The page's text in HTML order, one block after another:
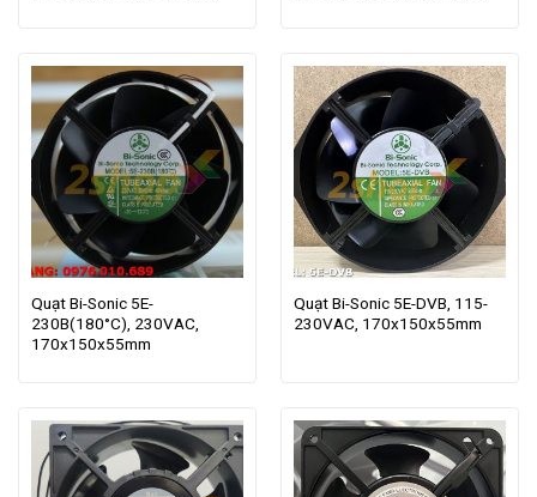
Quạt Bi-Sonic 5E-
230B(180°C), 230VAC,
170x150x55mm
Quạt Bi-Sonic 5E-DVB, 115-
230VAC, 170x150x55mm